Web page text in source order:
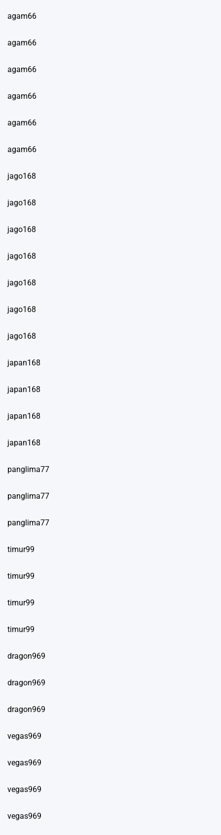
agam66
agam66
agam66
agam66
agam66
agam66
jago168
jago168
jago168
jago168
jago168
jago168
jago168
japan168
japan168
japan168
japan168
panglima77
panglima77
panglima77
timur99
timur99
timur99
timur99
dragon969
dragon969
dragon969
vegas969
vegas969
vegas969
vegas969